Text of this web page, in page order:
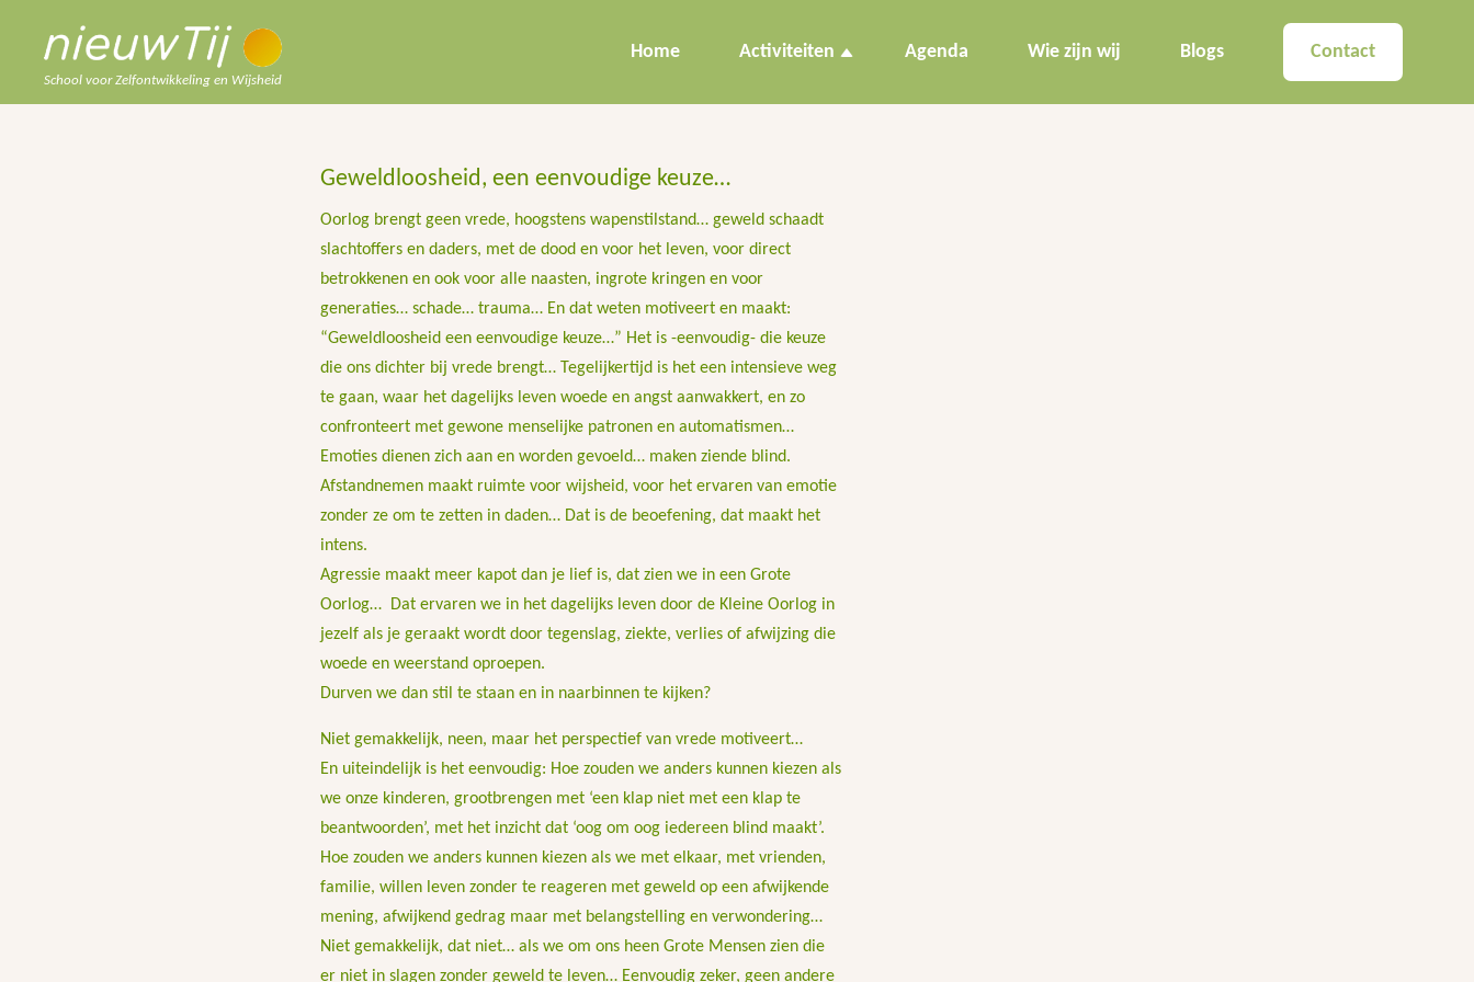
School voor Zelfontwikkeling en Wijsheid
Home Activiteiten Agenda Wie zijn wij Blogs Contact
Geweldloosheid, een eenvoudige keuze…
Oorlog brengt geen vrede, hoogstens wapenstilstand… geweld schaadt
slachtoffers en daders, met de dood en voor het leven, voor direct
betrokkenen en ook voor alle naasten, ingrote kringen en voor
generaties… schade… trauma… En dat weten motiveert en maakt:
“Geweldloosheid een eenvoudige keuze…” Het is -eenvoudig- die keuze
die ons dichter bij vrede brengt… Tegelijkertijd is het een intensieve weg
te gaan, waar het dagelijks leven woede en angst aanwakkert, en zo
confronteert met gewone menselijke patronen en automatismen…
Emoties dienen zich aan en worden gevoeld… maken ziende blind.
Afstandnemen maakt ruimte voor wijsheid, voor het ervaren van emotie
zonder ze om te zetten in daden… Dat is de beoefening, dat maakt het
intens.
Agressie maakt meer kapot dan je lief is, dat zien we in een Grote
Oorlog… Dat ervaren we in het dagelijks leven door de Kleine Oorlog in
jezelf als je geraakt wordt door tegenslag, ziekte, verlies of afwijzing die
woede en weerstand oproepen.
Durven we dan stil te staan en in naarbinnen te kijken?
Niet gemakkelijk, neen, maar het perspectief van vrede motiveert…
En uiteindelijk is het eenvoudig: Hoe zouden we anders kunnen kiezen als
we onze kinderen, grootbrengen met ‘een klap niet met een klap te
beantwoorden’, met het inzicht dat ‘oog om oog iedereen blind maakt’.
Hoe zouden we anders kunnen kiezen als we met elkaar, met vrienden,
familie, willen leven zonder te reageren met geweld op een afwijkende
mening, afwijkend gedrag maar met belangstelling en verwondering…
Niet gemakkelijk, dat niet… als we om ons heen Grote Mensen zien die
er niet in slagen zonder geweld te leven… Eenvoudig zeker, geen andere